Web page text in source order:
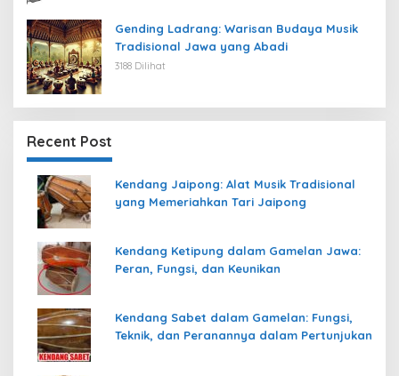
Gending Ladrang: Warisan Budaya Musik
Tradisional Jawa yang Abadi
3188 Dilihat
Recent Post
Kendang Jaipong: Alat Musik Tradisional
yang Memeriahkan Tari Jaipong
Kendang Ketipung dalam Gamelan Jawa:
Peran, Fungsi, dan Keunikan
Kendang Sabet dalam Gamelan: Fungsi,
Teknik, dan Peranannya dalam Pertunjukan